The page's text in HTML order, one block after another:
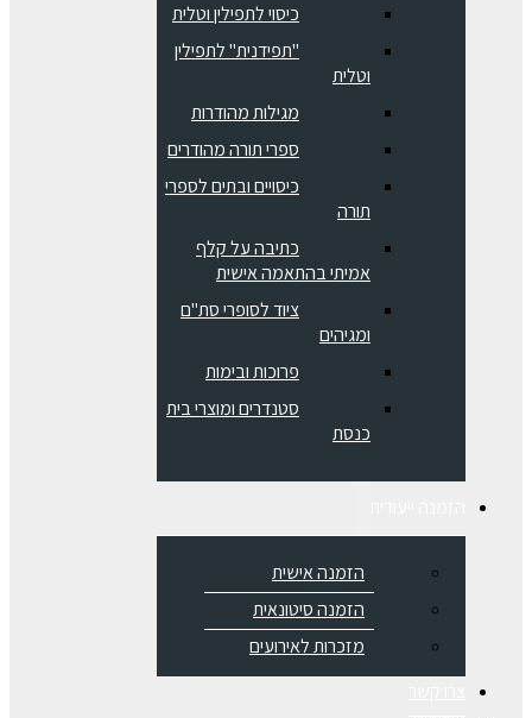
כיסוי לתפילין וטלית
"תפידנית" לתפילין
וטלית
מגילות מהודרות
ספרי תורה מהודרים
כיסויים ובתים לספרי
תורה
כתיבה על קלף
אמיתי בהתאמה אישית
ציוד לסופרי סת"ם
ומגיהים
פרוכות ובימות
סטנדרים ומוצרי בית
כנסת
הזמנה אישית
הזמנה סיטונאית
מזכרות לאירועים